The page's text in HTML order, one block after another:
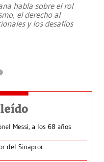
habla sobre el rol
el derecho al
y los desafíos
Messi, a los 68 años
del Sinaproc